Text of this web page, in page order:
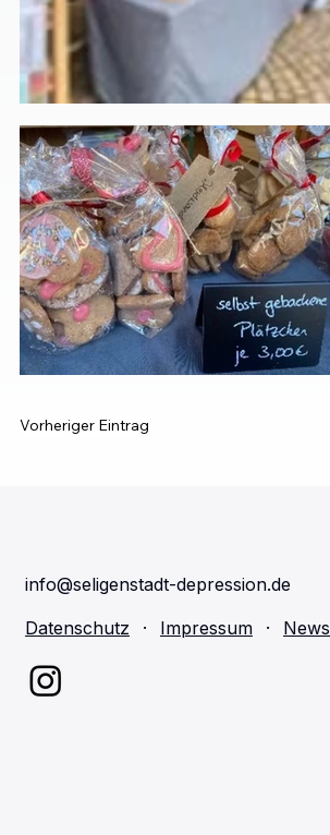
Vorheriger Eintrag
info@seligenstadt-depression.de
Datenschutz
· Impressum ·